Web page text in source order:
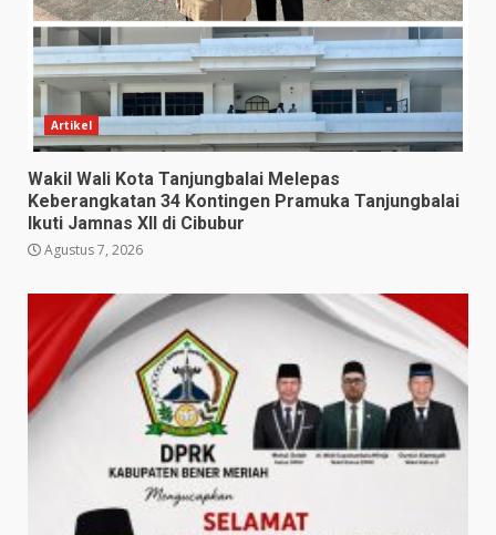
Artikel
Wakil Wali Kota Tanjungbalai Melepas
Keberangkatan 34 Kontingen Pramuka Tanjungbalai
Ikuti Jamnas XII di Cibubur
Agustus 7, 2026